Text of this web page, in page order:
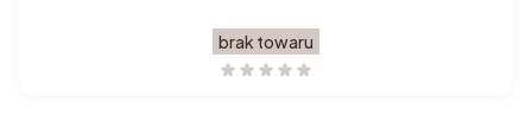
brak towaru